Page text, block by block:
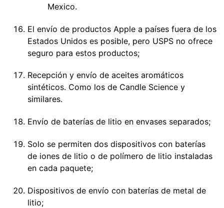
Mexico.
El envío de productos Apple a países fuera de los
Estados Unidos es posible, pero USPS no ofrece
seguro para estos productos;
Recepción y envío de aceites aromáticos
sintéticos. Como los de Candle Science y
similares.
Envío de baterías de litio en envases separados;
Solo se permiten dos dispositivos con baterías
de iones de litio o de polímero de litio instaladas
en cada paquete;
Dispositivos de envío con baterías de metal de
litio;